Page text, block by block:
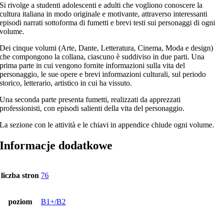
Si rivolge a studenti adolescenti e adulti che vogliono conoscere la
cultura italiana in modo originale e motivante, attraverso interessanti
episodi narrati sottoforma di fumetti e brevi testi sui personaggi di ogni
volume.
Dei cinque volumi (Arte, Dante, Letteratura, Cinema, Moda e design)
che compongono la collana, ciascuno è suddiviso in due parti. Una
prima parte in cui vengono fornite informazioni sulla vita del
personaggio, le sue opere e brevi informazioni culturali, sul periodo
storico, letterario, artistico in cui ha vissuto.
Una seconda parte presenta fumetti, realizzati da apprezzati
professionisti, con episodi salienti della vita del personaggio.
La sezione con le attività e le chiavi in appendice chiude ogni volume.
Informacje dodatkowe
liczba stron 76
poziom B1+/B2